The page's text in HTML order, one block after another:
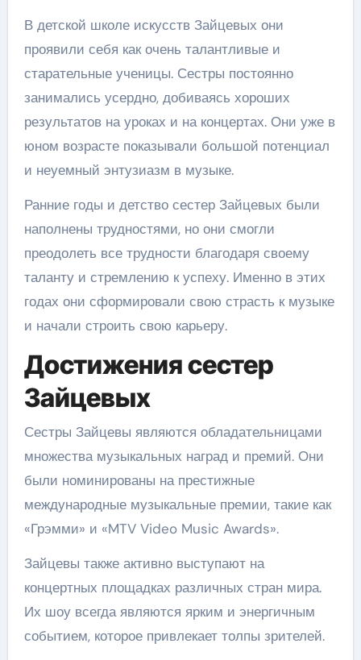
В детской школе искусств Зайцевых они
проявили себя как очень талантливые и
старательные ученицы. Сестры постоянно
занимались усердно, добиваясь хороших
результатов на уроках и на концертах. Они уже в
юном возрасте показывали большой потенциал
и неуемный энтузиазм в музыке.
Ранние годы и детство сестер Зайцевых были
наполнены трудностями, но они смогли
преодолеть все трудности благодаря своему
таланту и стремлению к успеху. Именно в этих
годах они сформировали свою страсть к музыке
и начали строить свою карьеру.
Достижения сестер
Зайцевых
Сестры Зайцевы являются обладательницами
множества музыкальных наград и премий. Они
были номинированы на престижные
международные музыкальные премии, такие как
«Грэмми» и «MTV Video Music Awards».
Зайцевы также активно выступают на
концертных площадках различных стран мира.
Их шоу всегда являются ярким и энергичным
событием, которое привлекает толпы зрителей.